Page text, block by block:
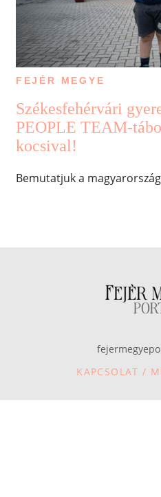
FEJÉR MEGYE
Székesfehérvári
PEOPLE TEAM-
kocsival!
Bemutatjuk a
KAPCSOLAT /